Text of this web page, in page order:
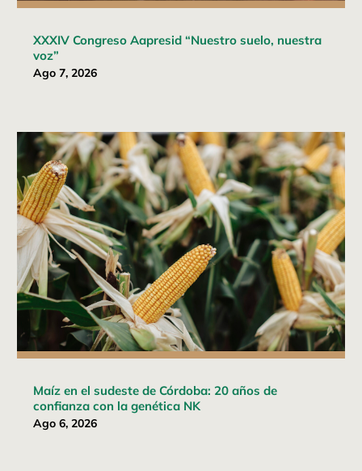
XXXIV Congreso Aapresid “Nuestro suelo, nuestra
voz”
Ago 7, 2026
Maíz en el sudeste de Córdoba: 20 años de
confianza con la genética NK
Ago 6, 2026